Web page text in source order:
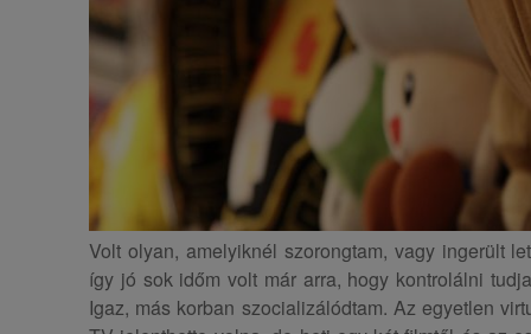
Volt olyan, amelyiknél szorongtam, vagy ingerült
így jó sok időm volt már arra, hogy kontrolálni
Igaz, más korban szocializálódtam. Az egyetlen